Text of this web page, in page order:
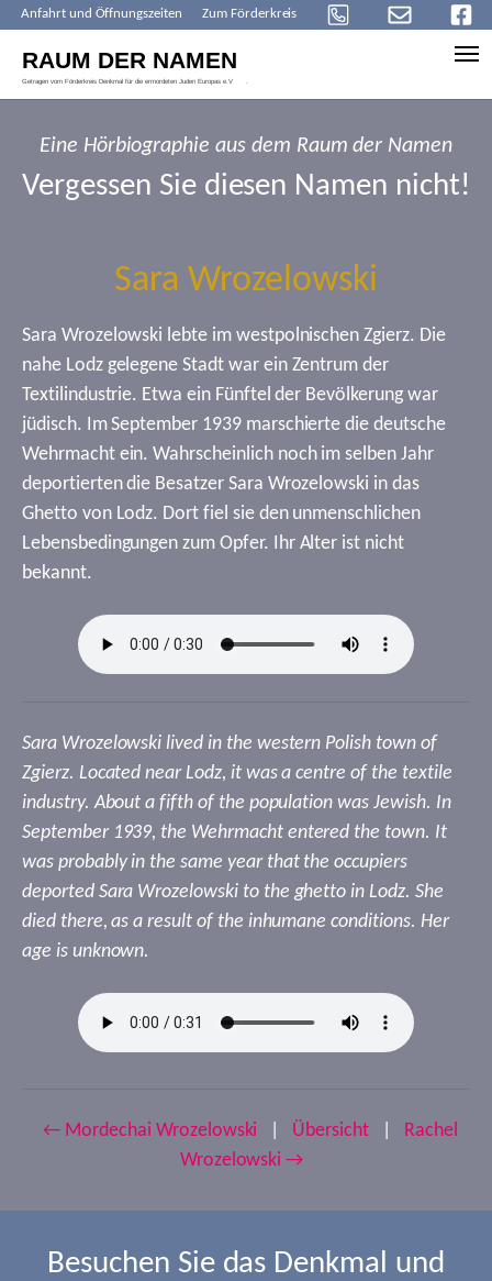
Anfahrt und Öffnungszeiten Zum Förderkreis
Eine Hörbiographie aus dem Raum der Namen
Vergessen Sie diesen Namen nicht!
Sara Wrozelowski
Sara Wrozelowski lebte im westpolnischen Zgierz. Die
nahe Lodz gelegene Stadt war ein Zentrum der
Textilindustrie. Etwa ein Fünftel der Bevölkerung war
jüdisch. Im September 1939 marschierte die deutsche
Wehrmacht ein. Wahrscheinlich noch im selben Jahr
deportierten die Besatzer Sara Wrozelowski in das
Ghetto von Lodz. Dort fiel sie den unmenschlichen
Lebensbedingungen zum Opfer. Ihr Alter ist nicht
bekannt.
Sara Wrozelowski lived in the western Polish town of
Zgierz. Located near Lodz, it was a centre of the textile
industry. About a fifth of the population was Jewish. In
September 1939, the Wehrmacht entered the town. It
was probably in the same year that the occupiers
deported Sara Wrozelowski to the ghetto in Lodz. She
died there, as a result of the inhumane conditions. Her
age is unknown.
← Mordechai Wrozelowski Übersicht
Rachel
Wrozelowski →
Besuchen Sie das Denkmal und